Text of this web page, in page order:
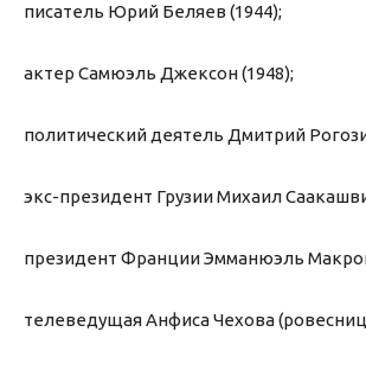
писатель Юрий Беляев (1944);
актер Самюэль Джексон (1948);
политический деятель Дмитрий
экс-президент Грузии Михаил
президент Франции Эмманюэль
телеведущая Анфиса Чехова